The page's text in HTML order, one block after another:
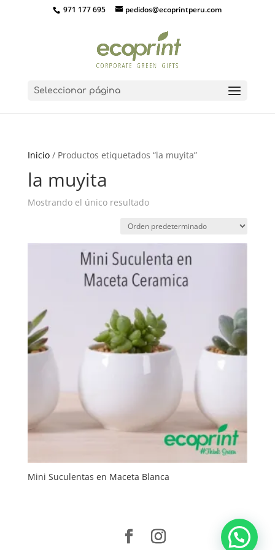
971 177 695 pedidos@ecoprintperu.com
Seleccionar página
Inicio/ Productos etiquetados “la muyita”
la muyita
Mostrando el único resultado
Mini Suculentas en Maceta Blanca